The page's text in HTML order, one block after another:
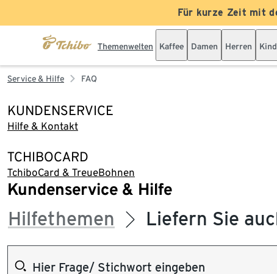
Für kurze Zeit mit
Themenwelten Kaffee Damen Herren
Service & Hilfe FAQ
KUNDENSERVICE
Hilfe & Kontakt
TCHIBOCARD
TchiboCard & TreueBohnen
Kundenservice & Hilfe
Hilfethemen Liefern Sie